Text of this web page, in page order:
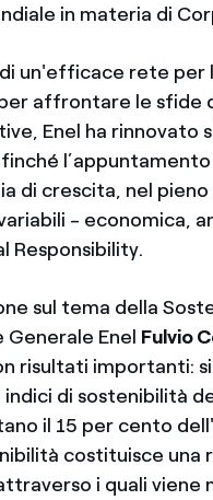
in materia di
un'efficace rete per
affrontare le sfide
Enel ha rinnovato
di crescita, nel
- economica,
Responsibility.
sul tema della
Enel Fulvio
risultati importanti:
di sostenibilità
il 15 per cento
costituisce una
i quali viene